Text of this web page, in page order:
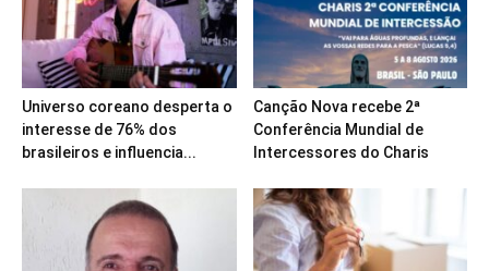
Universo coreano desperta o
interesse de 76% dos
brasileiros e influencia...
Canção Nova recebe 2ª
Conferência Mundial de
Intercessores do Charis